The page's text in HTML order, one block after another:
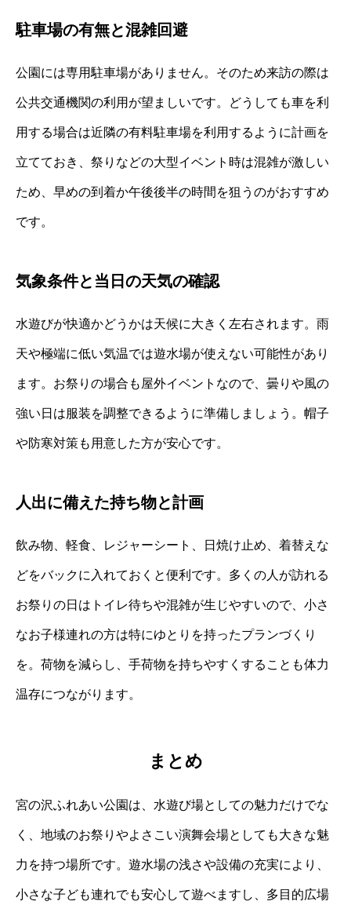
駐車場の有無と混雑回避
公園には専用駐車場がありません。そのため来訪の際は
公共交通機関の利用が望ましいです。どうしても車を利
用する場合は近隣の有料駐車場を利用するように計画を
立てておき、祭りなどの大型イベント時は混雑が激しい
ため、早めの到着か午後後半の時間を狙うのがおすすめ
です。
気象条件と当日の天気の確認
水遊びが快適かどうかは天候に大きく左右されます。雨
天や極端に低い気温では遊水場が使えない可能性があり
ます。お祭りの場合も屋外イベントなので、曇りや風の
強い日は服装を調整できるように準備しましょう。帽子
や防寒対策も用意した方が安心です。
人出に備えた持ち物と計画
飲み物、軽食、レジャーシート、日焼け止め、着替えな
どをバックに入れておくと便利です。多くの人が訪れる
お祭りの日はトイレ待ちや混雑が生じやすいので、小さ
なお子様連れの方は特にゆとりを持ったプランづくり
を。荷物を減らし、手荷物を持ちやすくすることも体力
温存につながります。
まとめ
宮の沢ふれあい公園は、水遊び場としての魅力だけでな
く、地域のお祭りやよさこい演舞会場としても大きな魅
力を持つ場所です。遊水場の浅さや設備の充実により、
小さな子ども連れでも安心して遊べますし、多目的広場